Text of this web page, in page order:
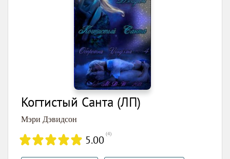
Когтистый Санта (ЛП)
Мэри Дэвидсон
5.00 (4)